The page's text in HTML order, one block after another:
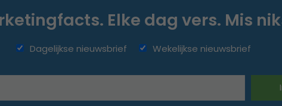
Elke dag vers. Mis
Dagelijkse nieuwsbrief Wekelijkse nieuwsbrief